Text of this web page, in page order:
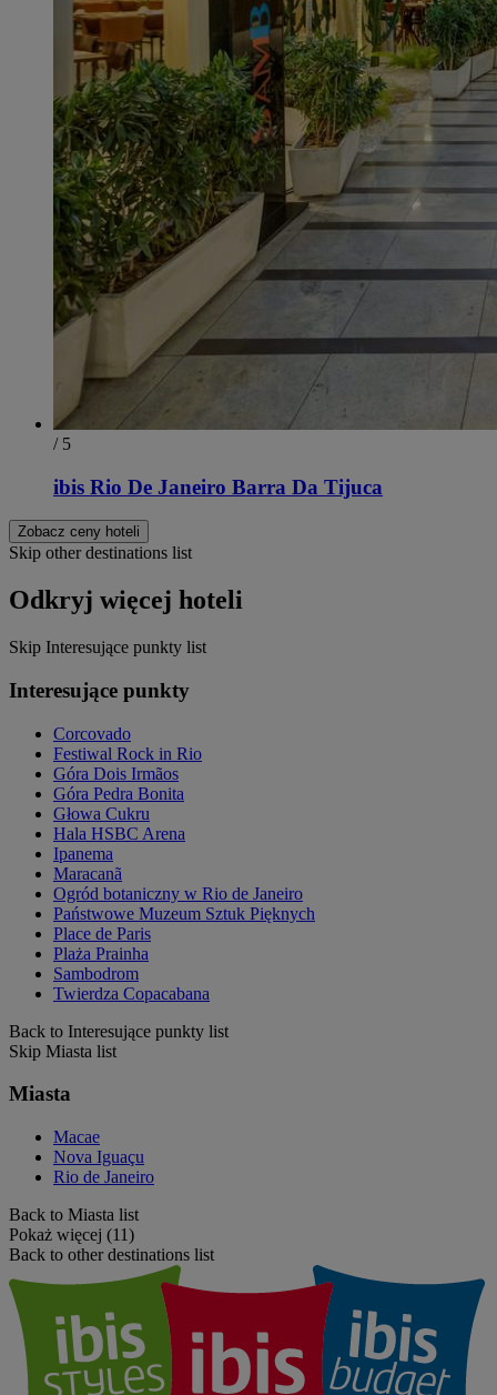
/ 5
ibis Rio De Janeiro Barra Da Tijuca
Zobacz ceny hoteli
Skip other destinations list
Odkryj więcej hoteli
Skip Interesujące punkty list
Interesujące punkty
Corcovado
Festiwal Rock in Rio
Góra Dois Irmãos
Góra Pedra Bonita
Głowa Cukru
Hala HSBC Arena
Ipanema
Maracanã
Ogród botaniczny w Rio de Janeiro
Państwowe Muzeum Sztuk Pięknych
Place de Paris
Plaża Prainha
Sambodrom
Twierdza Copacabana
Back to Interesujące punkty list
Skip Miasta list
Miasta
Macae
Nova Iguaçu
Rio de Janeiro
Back to Miasta list
Pokaż więcej (11)
Back to other destinations list